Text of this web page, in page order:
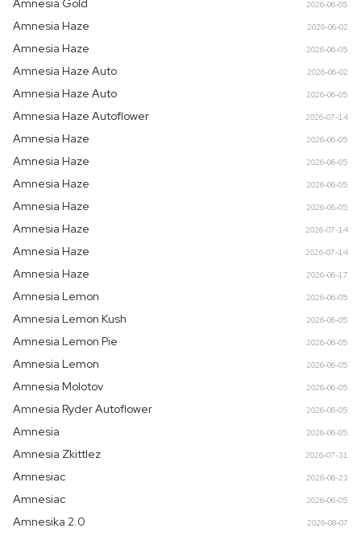
Amnesia Gold 2026-06-05
Amnesia Haze 2026-06-02
Amnesia Haze 2026-06-05
Amnesia Haze Auto 2026-06-02
Amnesia Haze Auto 2026-06-05
Amnesia Haze Autoflower 2026-07-14
Amnesia Haze 2026-06-05
Amnesia Haze 2026-06-05
Amnesia Haze 2026-06-05
Amnesia Haze 2026-06-05
Amnesia Haze 2026-07-14
Amnesia Haze 2026-07-14
Amnesia Haze 2026-06-17
Amnesia Lemon 2026-06-05
Amnesia Lemon Kush 2026-06-05
Amnesia Lemon Pie 2026-06-05
Amnesia Lemon 2026-06-05
Amnesia Molotov 2026-06-05
Amnesia Ryder Autoflower 2026-06-05
Amnesia 2026-06-05
Amnesia Zkittlez 2026-07-31
Amnesiac 2026-06-23
Amnesiac 2026-06-05
Amnesika 2.0 2026-08-07